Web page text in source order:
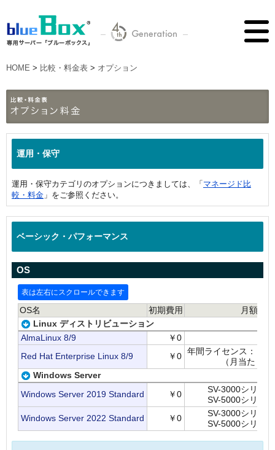
HOME > 比較・料金表 > オプション
運用・保守
運用・保守カテゴリのオプションにつきましては、「 マネージド比
較・料金 」をご参照ください。
ベーシック・パフォーマンス
OS
OS名 初期費用
月額
Linux ディストリビューション
AlmaLinux 8/9
￥0
Red Hat Enterprise Linux 8/9
￥0 年間ライセンス：￥
（月当たり
Windows Server
Windows Server 2019 Standard
￥0
SV-3000シリー
SV-5000シリー
Windows Server 2022 Standard
￥0
SV-3000シリー
SV-5000シリー